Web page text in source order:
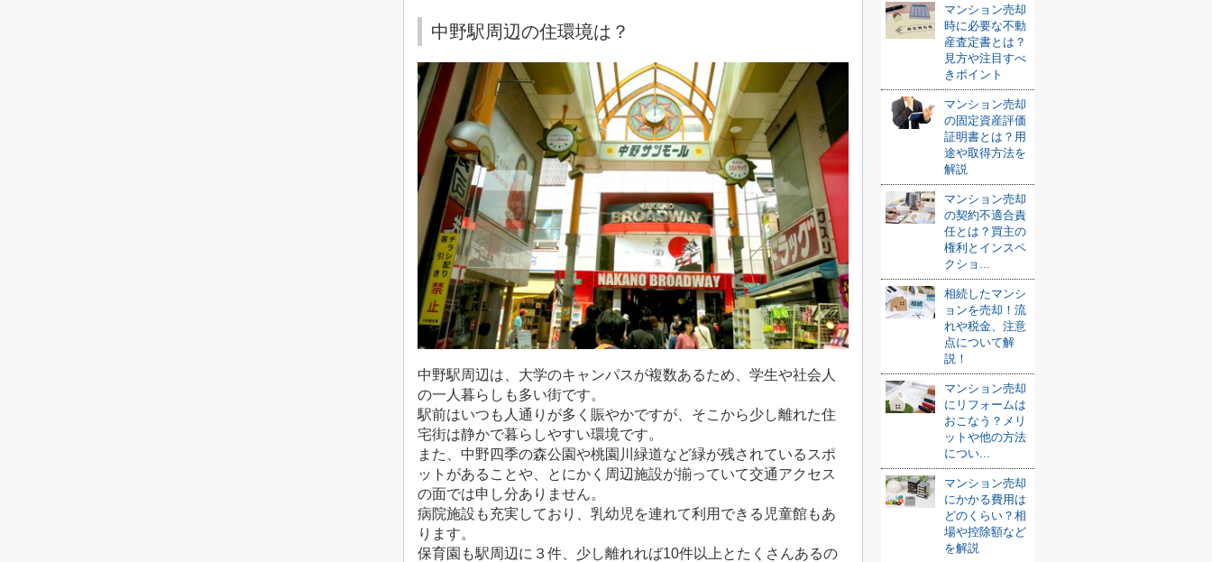
中野駅周辺の住環境は？
中野駅周辺は、大学のキャンパスが複数あるため、学生や社会人
の一人暮らしも多い街です。
駅前はいつも人通りが多く賑やかですが、そこから少し離れた住
宅街は静かで暮らしやすい環境です。
また、中野四季の森公園や桃園川緑道など緑が残されているスポ
ットがあることや、とにかく周辺施設が揃っていて交通アクセス
の面では申し分ありません。
病院施設も充実しており、乳幼児を連れて利用できる児童館もあ
ります。
保育園も駅周辺に３件、少し離れれば10件以上とたくさんあるの
マンション売却
時に必要な不動
産査定書とは？
見方や注目すべ
きポイント
マンション売却
の固定資産評価
証明書とは？用
途や取得方法を
解説
マンション売却
の契約不適合責
任とは？買主の
権利とインスペ
クショ...
相続したマンシ
ョンを売却！流
れや税金、注意
点について解
説！
マンション売却
にリフォームは
おこなう？メリ
ットや他の方法
につい...
マンション売却
にかかる費用は
どのくらい？相
場や控除額など
を解説